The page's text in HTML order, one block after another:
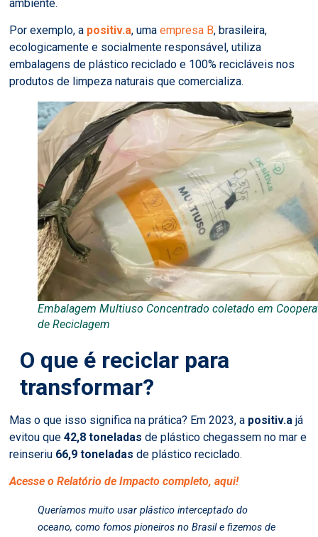
ambiente.
Por exemplo, a positiv.a, umaempresa B, brasileira,
ecologicamente e socialmente responsável, utiliza
embalagens de plástico reciclado e 100% recicláveis nos
produtos de limpeza naturais que comercializa.
Embalagem Multiuso Concentrado coletado em
de Reciclagem
O que é reciclar para
transformar?
Mas o que isso significa na prática? Em 2023, a positiv.a já
evitou que42,8 toneladas de plástico chegassem no mar e
reinseriu 66,9 toneladas de plástico reciclado.
Acesse o Relatório de Impacto completo, aqui!
Queríamos muito usar plástico interceptado do
oceano, como fomos pioneiros no Brasil e fizemos de